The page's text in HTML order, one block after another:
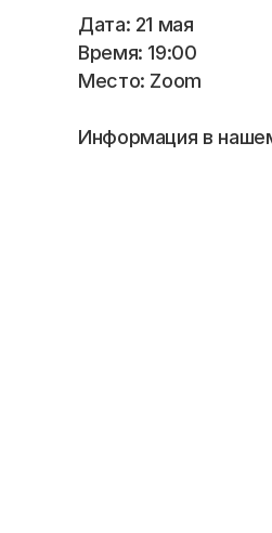
Experts
Дата: 21 мая
Время: 19:00
Место: Zoom
Информация в